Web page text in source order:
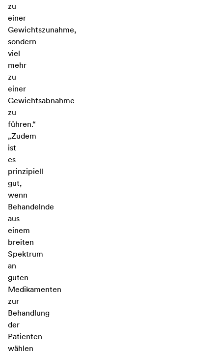
zu
einer
Gewichtszunahme,
sondern
viel
mehr
zu
einer
Gewichtsabnahme
zu
führen.“
„Zudem
ist
es
prinzipiell
gut,
wenn
Behandelnde
aus
einem
breiten
Spektrum
an
guten
Medikamenten
zur
Behandlung
der
Patienten
wählen